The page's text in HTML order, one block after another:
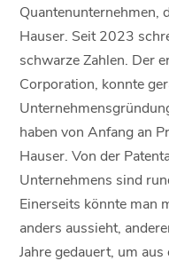
Quantenunternehmen,
Hauser. Seit 2023
schwarze Zahlen. Der
Corporation, konnte
haben von Anfang an
Hauser. Von der
Unternehmens sind
Einerseits könnte man
anders aussieht,
Jahre gedauert, um